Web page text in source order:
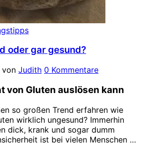
oder gar gesund?
von Judith 0 Kommentare
von Gluten auslösen kann
so großen Trend erfahren wie
wirklich ungesund? Immerhin
dick, krank und sogar dumm
ist bei vielen Menschen …